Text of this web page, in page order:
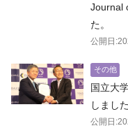
Journal
た。
公開日
その他
国立大
しました
公開日